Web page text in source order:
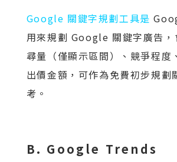
Google 關鍵字規劃工具是
用來規劃 Google 關鍵字廣告，
尋量（僅顯示區間）、競爭程度
出價金額，可作為免費初步規劃
考。
B. Google Trends